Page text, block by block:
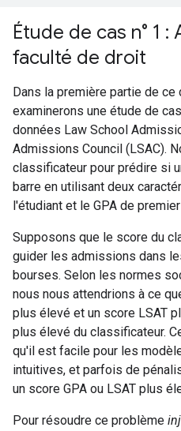
Étude de cas n° 1 :
faculté de droit
Dans la première partie de ce
examinerons une étude de
données Law School
Admissions Council (LSAC).
classificateur pour prédire si
barre en utilisant deux
l'étudiant et le GPA de
Supposons que le score du
guider les admissions dans
bourses. Selon les normes
nous nous attendrions à ce
plus élevé et un score LSAT
plus élevé du classificateur.
qu'il est facile pour les
intuitives, et parfois de
un score GPA ou LSAT plus
Pour résoudre ce problème